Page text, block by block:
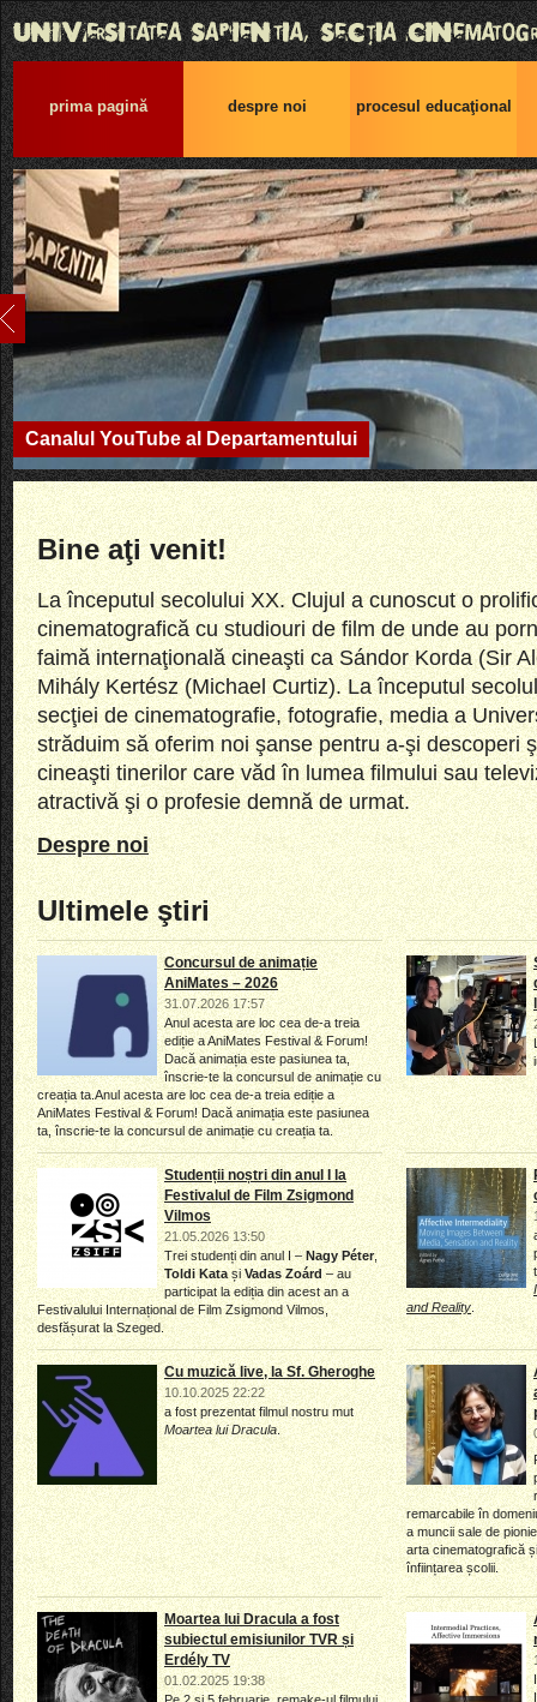
prima pagină despre noi procesul educaţional
Canalul YouTube al Departamentului
Bine aţi venit!
La începutul secolului XX. Clujul a cunoscut o
cinematografică cu studiouri de film de unde au
faimă internaţională cineaşti ca Sándor Korda (Sir
Mihály Kertész (Michael Curtiz). La începutul
secţiei de cinematografie, fotografie, media a
străduim să oferim noi şanse pentru a-şi descoperi
cineaşti tinerilor care văd în lumea filmului sau
atractivă şi o profesie demnă de urmat.
Despre noi
Ultimele ştiri
Concursul de animație
AniMates – 2026
31.07.2026 17:57
Anul acesta are loc cea de-a treia
ediție a AniMates Festival & Forum!
Dacă animația este pasiunea ta,
înscrie-te la concursul de animație cu
creația ta.Anul acesta are loc cea de-a treia ediție a
AniMates Festival & Forum! Dacă animația este pasiunea
ta, înscrie-te la concursul de animație cu creația ta.
Studenții noștri din anul I la
Festivalul de Film Zsigmond
Vilmos
21.05.2026 13:50
Trei studenți din anul I –Nagy Péter,
Toldi KatașiVadas Zoárd– au
participat la ediția din acest an a
Festivalului Internațional de Film Zsigmond Vilmos,
desfășurat la Szeged.
and Reality.
Cu muzică live, la Sf. Gheroghe
10.10.2025 22:22
a fost prezentat filmul nostru mut
Moartea lui Dracula.
remarcabile în
a muncii sale de
arta cinematografică
înființarea școlii.
Moartea lui Dracula a fost
subiectul emisiunilor TVR și
Erdély TV
01.02.2025 19:38